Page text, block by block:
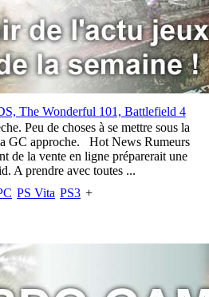
The Wonderful 101, Battlefield 4
Peu de choses à se mettre sous la
GC approche. Hot News Rumeurs
de la vente en ligne préparerait une
A prendre avec toutes ...
PS Vita PS3 +